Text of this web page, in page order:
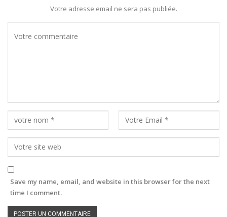
Votre adresse email ne sera pas publiée.
Save my name, email, and website in this browser for the next
time I comment.